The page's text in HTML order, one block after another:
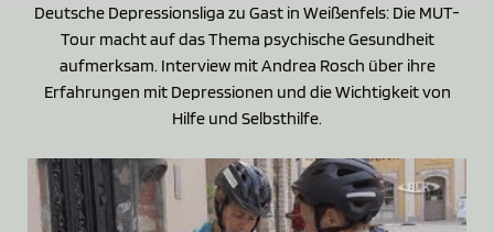
Deutsche Depressionsliga zu Gast in Weißenfels: Die MUT-
Tour macht auf das Thema psychische Gesundheit
aufmerksam. Interview mit Andrea Rosch über ihre
Erfahrungen mit Depressionen und die Wichtigkeit von
Hilfe und Selbsthilfe.